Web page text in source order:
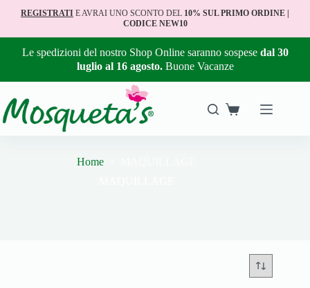
REGISTRATI E AVRAI UNO SCONTO DEL 10% SUL PRIMO ORDINE |
CODICE NEW10
Le spedizioni del nostro Shop Online saranno sospese dal 30
luglio al 16 agosto. Buone Vacanze
Home